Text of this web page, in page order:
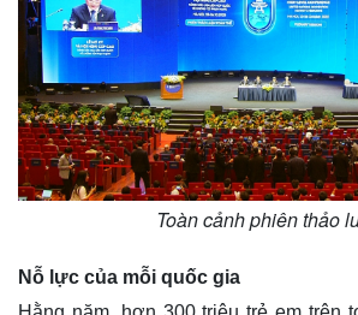
Toàn cảnh phiên thảo
Nỗ lực của mỗi quốc gia